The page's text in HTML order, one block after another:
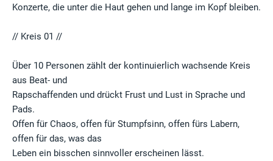
Konzerte, die unter die Haut gehen und lange im Kopf bleiben.
// Kreis 01 //
Über 10 Personen zählt der kontinuierlich wachsende Kreis
aus Beat- und
Rapschaffenden und drückt Frust und Lust in Sprache und
Pads.
Offen für Chaos, offen für Stumpfsinn, offen fürs Labern,
offen für das, was das
Leben ein bisschen sinnvoller erscheinen lässt.